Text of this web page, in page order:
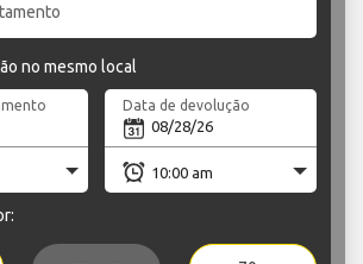
no mesmo local
Data de devolução